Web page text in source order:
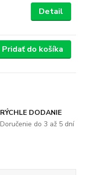
Detail
Pridať do košíka
RÝCHLE DODANIE
Doručenie do 3 až 5 dní